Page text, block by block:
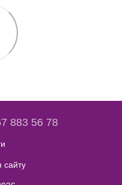
883 56 78
сайту